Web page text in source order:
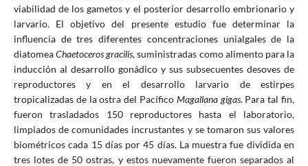
viabilidad de los gametos y el posterior desarrollo embrionario y
larvario. El objetivo del presente estudio fue determinar la
influencia de tres diferentes concentraciones unialgales de la
diatomeaChaetoceros gracilis, suministradas como alimento para la
inducción al desarrollo gonádico y sus subsecuentes desoves de
reproductores y en el desarrollo larvario de estirpes
tropicalizadas de la ostra del Pacífico Magallana gigas. Para tal fin,
fueron trasladados 150 reproductores hasta el laboratorio,
limpiados de comunidades incrustantes y se tomaron sus valores
biométricos cada 15 días por 45 días. La muestra fue dividida en
tres lotes de 50 ostras, y estos nuevamente fueron separados al